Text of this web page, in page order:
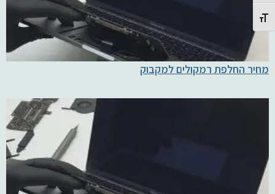
Toggle Font size
מחיר החלפת רמקולים למקבוק